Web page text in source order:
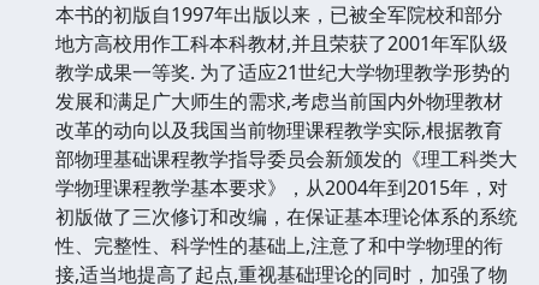
本书的初版自1997年出版以来，已被全军院校和部分
地方高校用作工科本科教材,并且荣获了2001年军队级
教学成果一等奖. 为了适应21世纪大学物理教学形势的
发展和满足广大师生的需求,考虑当前国内外物理教材
改革的动向以及我国当前物理课程教学实际,根据教育
部物理基础课程教学指导委员会新颁发的《理工科类大
学物理课程教学基本要求》，从2004年到2015年，对
初版做了三次修订和改编，在保证基本理论体系的系统
性、完整性、科学性的基础上,注意了和中学物理的衔
接,适当地提高了起点,重视基础理论的同时，加强了物